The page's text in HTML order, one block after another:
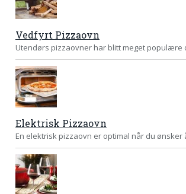
Vedfyrt Pizzaovn
Utendørs pizzaovner har blitt meget populære
Elektrisk Pizzaovn
En elektrisk pizzaovn er optimal når du ønsker